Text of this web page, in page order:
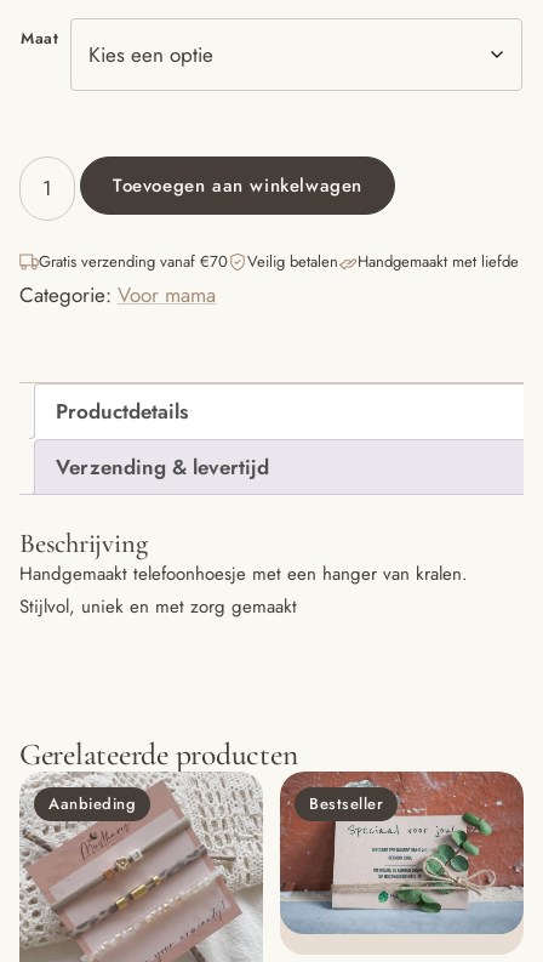
Maat
Telefoon
hoesje
hanger
8
Toevoegen aan winkelwagen
Gratis verzending vanaf €70 Veilig betalen Handgemaakt met liefde
Categorie: Voor mama
Productdetails
Verzending & levertijd
Beschrijving
Handgemaakt telefoonhoesje met een hanger van kralen.
Stijlvol, uniek en met zorg gemaakt
Gerelateerde producten
Aanbieding Bestseller